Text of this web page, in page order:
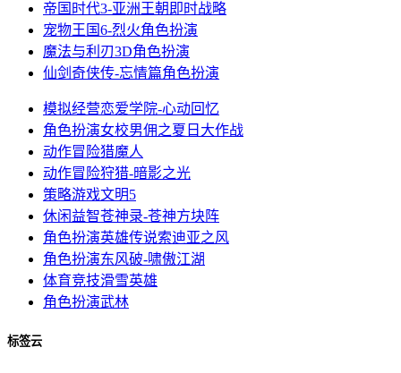
帝国时代3-亚洲王朝即时战略
宠物王国6-烈火角色扮演
魔法与利刃3D角色扮演
仙剑奇侠传-忘情篇角色扮演
模拟经营恋爱学院-心动回忆
角色扮演女校男佣之夏日大作战
动作冒险猎魔人
动作冒险狩猎-暗影之光
策略游戏文明5
休闲益智苍神录-苍神方块阵
角色扮演英雄传说索迪亚之风
角色扮演东风破-啸傲江湖
体育竞技滑雪英雄
角色扮演武林
标签云